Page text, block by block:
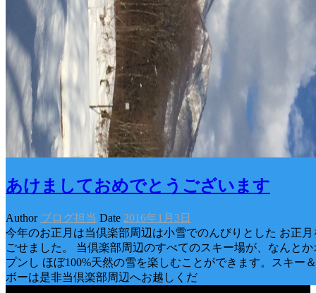
あけましておめでとうございます
Author ブログ担当 Date 2016年1月3日
今年のお正月は当倶楽部周辺は小雪でのんびりとした お正月
ごせました。 当倶楽部周辺のすべてのスキー場が、なんとか
プンし ほぼ100%天然の雪を楽しむことができます。スキー
ボーは是非当倶楽部周辺へお越しくだ